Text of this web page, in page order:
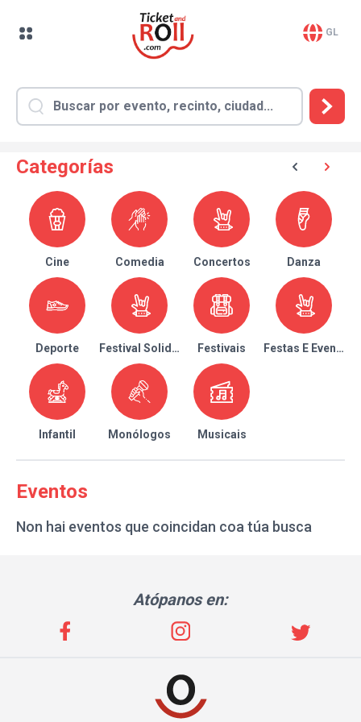
GL
Categorías
Cine Comedia Concertos Danza
Deporte Festival Solidario Festivais Festas E Eventos
Infantil Monólogos Musicais
Eventos
Non hai eventos que coincidan coa túa busca
Atópanos en: